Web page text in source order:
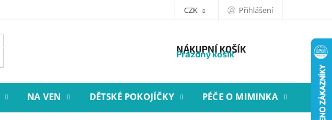
CZK Přihlášení
NÁKUPNÍ KOŠÍK
Prázdný košík
NA VEN DĚTSKÉ POKOJÍČKY PÉČE O MIMINKA